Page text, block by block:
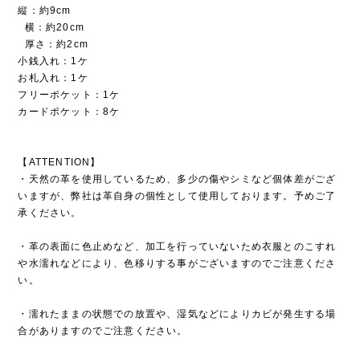
縦：約9cm
横：約20cm
厚さ：約2cm
小銭入れ：1ケ
お札入れ：1ケ
フリーポケット：1ケ
カードポケット：8ケ
【ATTENTION】
・天然の革を使用しているため、多少の傷やシミなど個体差がござ
いますが、弊社は革自身の個性として使用しております。予めご了
承ください。
・革の表面に色止めなど、加工を行っていないため衣服とのこすれ
や水濡れなどにより、色移りする事がございますのでご注意くださ
い。
・濡れたままの状態での放置や、湿気などによりカビが発生する場
合がありますのでご注意ください。